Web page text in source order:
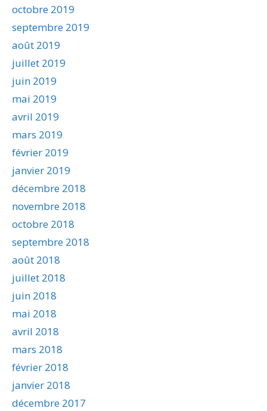
octobre 2019
septembre 2019
août 2019
juillet 2019
juin 2019
mai 2019
avril 2019
mars 2019
février 2019
janvier 2019
décembre 2018
novembre 2018
octobre 2018
septembre 2018
août 2018
juillet 2018
juin 2018
mai 2018
avril 2018
mars 2018
février 2018
janvier 2018
décembre 2017